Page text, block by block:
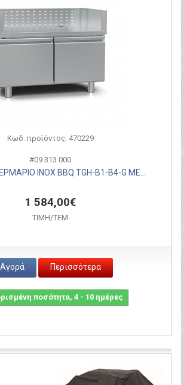
Κωδ. προϊόντος: 470229
#09.313.000
INOX BBQ TGH-B1-B4-G ΜΕ...
1 584,00€
ΤΙΜH/ΤΕΜ
Αγορά Περισσότερα
ποσότητα, 4 - 10 ημέρες